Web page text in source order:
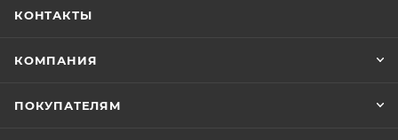
КОНТАКТЫ
КОМПАНИЯ
ПОКУПАТЕЛЯМ